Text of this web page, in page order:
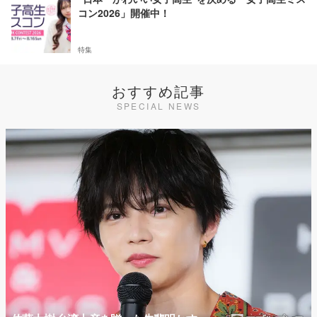
コン2026」開催中！
特集
おすすめ記事
SPECIAL NEWS